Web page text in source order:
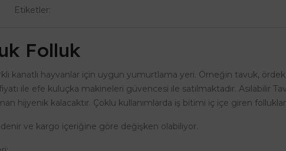
Etiketler:
Folluk
kanatlı hayvanlar için uygun yumurtlama yeri. Örneğin tavuk,
ile efe kuluçka makineleri güvencesi ile satılmaktadır. Asılabilir
hijyenik kalacaktır. Çoklu kullanımlarda iş bitimi iç içe giren
ve kargo içeriğine göre değişken olabiliyor.